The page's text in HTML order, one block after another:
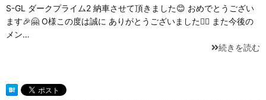
S-GL ダークプライム2 納車させて頂きました😊 おめでとうござい
ます🎉🤗 O様この度は誠に ありがとうございました🙇‍♂️ また今後の
メン…
続きを読む